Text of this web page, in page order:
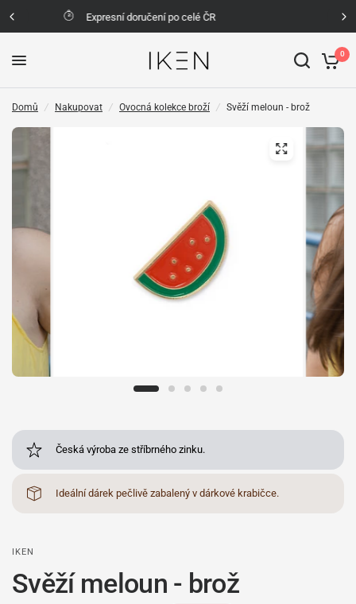
Možnost vrácení zboží do 30 dní
0
Domů / Nakupovat / Ovocná kolekce broží / Svěží meloun - brož
Česká výroba ze stříbrného zinku.
Ideální dárek pečlivě zabalený v dárkové krabičce.
IKEN
Svěží meloun - brož